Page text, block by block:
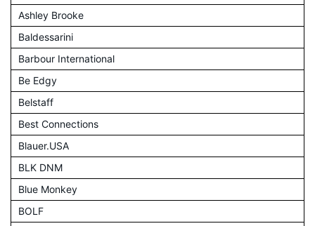
Ashley Brooke
Baldessarini
Barbour International
Be Edgy
Belstaff
Best Connections
Blauer.USA
BLK DNM
Blue Monkey
BOLF